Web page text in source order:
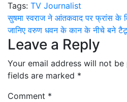
Share
Tags: TV Journalist
Post
navigation
सुषमा स्वराज ने आंतकवाद पर फ्रांस के
जानिए वरुण धवन के कान के नीचे बने
Leave a Reply
Your email address will not be
fields are marked *
Comment *